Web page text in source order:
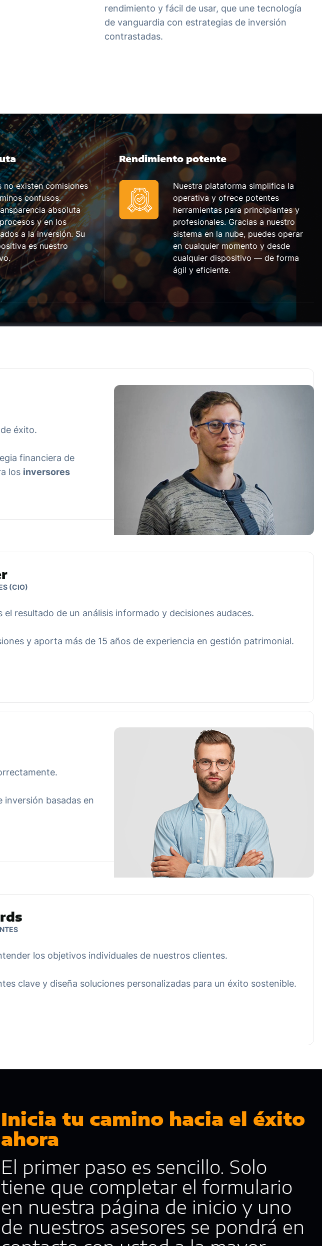
rendimiento y fácil de usar, que une tecnología
de vanguardia con estrategias de inversión
contrastadas.
no existen comisiones
confusos.
absoluta
y en los
a la inversión. Su
es nuestro
Rendimiento potente
Nuestra plataforma simplifica la
operativa y ofrece potentes
herramientas para principiantes y
profesionales. Gracias a nuestro
sistema en la nube, puedes operar
en cualquier momento y desde
cualquier dispositivo — de forma
ágil y eficiente.
éxito.
financiera de
los inversores
(CIO)
resultado de un análisis informado y decisiones audaces.
y aporta más de 15 años de experiencia en gestión patrimonial.
inversión basadas en
los objetivos individuales de nuestros clientes.
clave y diseña soluciones personalizadas para un éxito sostenible.
Inicia tu camino hacia el éxito
ahora
El primer paso es sencillo. Solo
tiene que completar el formulario
en nuestra página de inicio y uno
de nuestros asesores se pondrá en